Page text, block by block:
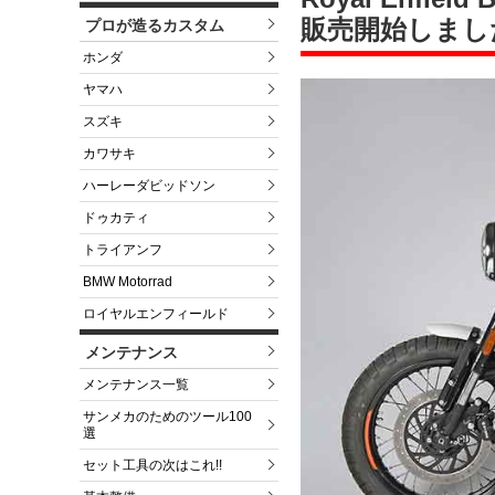
プロが造るカスタム
ホンダ
ヤマハ
スズキ
カワサキ
ハーレーダビッドソン
ドゥカティ
トライアンフ
BMW Motorrad
ロイヤルエンフィールド
メンテナンス
メンテナンス一覧
サンメカのためのツール100
選
セット工具の次はこれ!!
販売開始しま